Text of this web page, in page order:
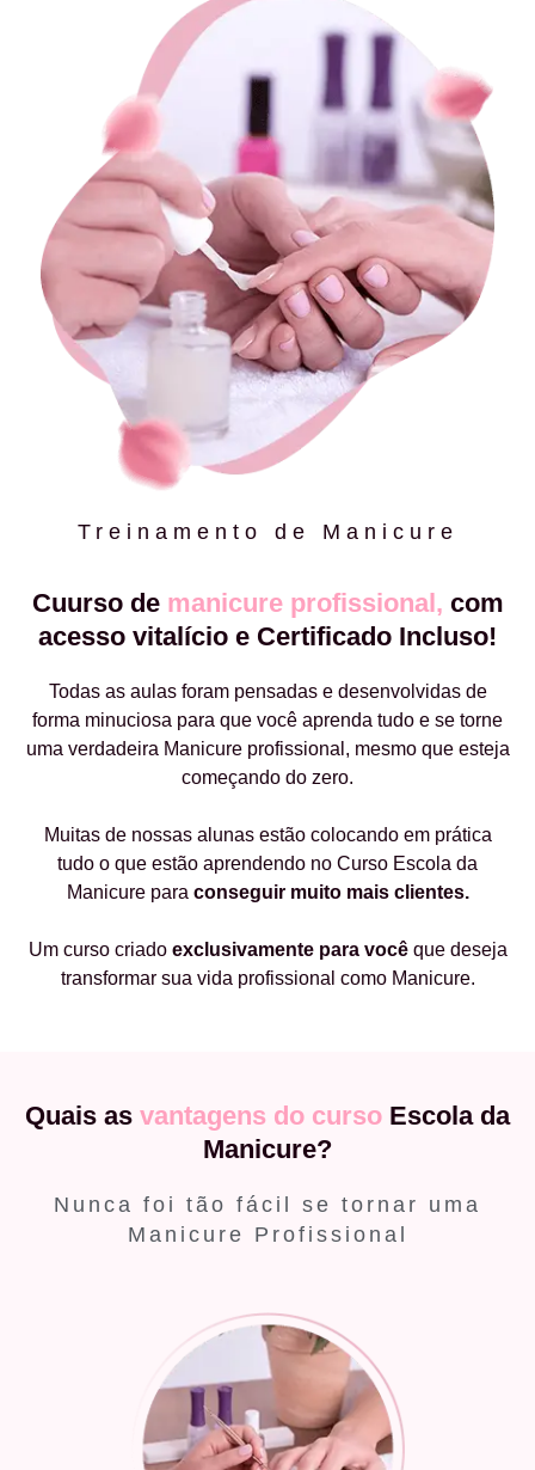
Treinamento de Manicure
Cuurso de manicure profissional, com
acesso vitalício e Certificado Incluso!
Todas as aulas foram pensadas e desenvolvidas de
forma minuciosa para que você aprenda tudo e se torne
uma verdadeira Manicure profissional, mesmo que esteja
começando do zero.
Muitas de nossas alunas estão colocando em prática
tudo o que estão aprendendo no Curso Escola da
Manicure para conseguir muito mais clientes.
Um curso criado exclusivamente para vocêque deseja
transformar sua vida profissional como Manicure.
Quais as vantagens do curso Escola da
Manicure?
Nunca foi tão fácil se tornar uma
Manicure Profissional